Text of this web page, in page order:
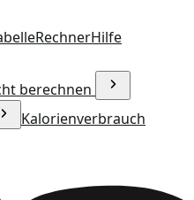
RechnerHilfe
berechnen
Kalorienverbrauch